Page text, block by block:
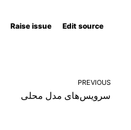
Edit source
Raise issue
PREVIOUS
سرویس‌های مدل محلی